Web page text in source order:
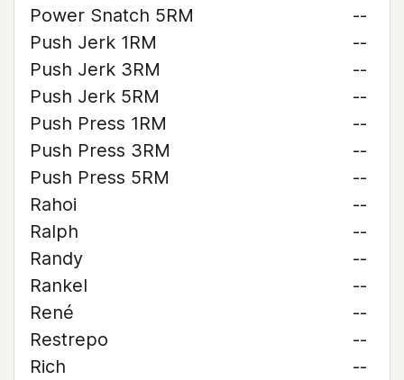
Power Snatch 5RM
--
Push Jerk 1RM
--
Push Jerk 3RM
--
Push Jerk 5RM
--
Push Press 1RM
--
Push Press 3RM
--
Push Press 5RM
--
Rahoi
--
Ralph
--
Randy
--
Rankel
--
René
--
Restrepo
--
Rich
--